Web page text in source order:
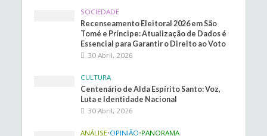
SOCIEDADE
Recenseamento Eleitoral 2026 em São
Tomé e Príncipe: Atualização de Dados é
Essencial para Garantir o Direito ao Voto
30 Abril, 2026
CULTURA
Centenário de Alda Espírito Santo: Voz,
Luta e Identidade Nacional
30 Abril, 2026
ANÁLISE•OPINIÃO•PANORAMA